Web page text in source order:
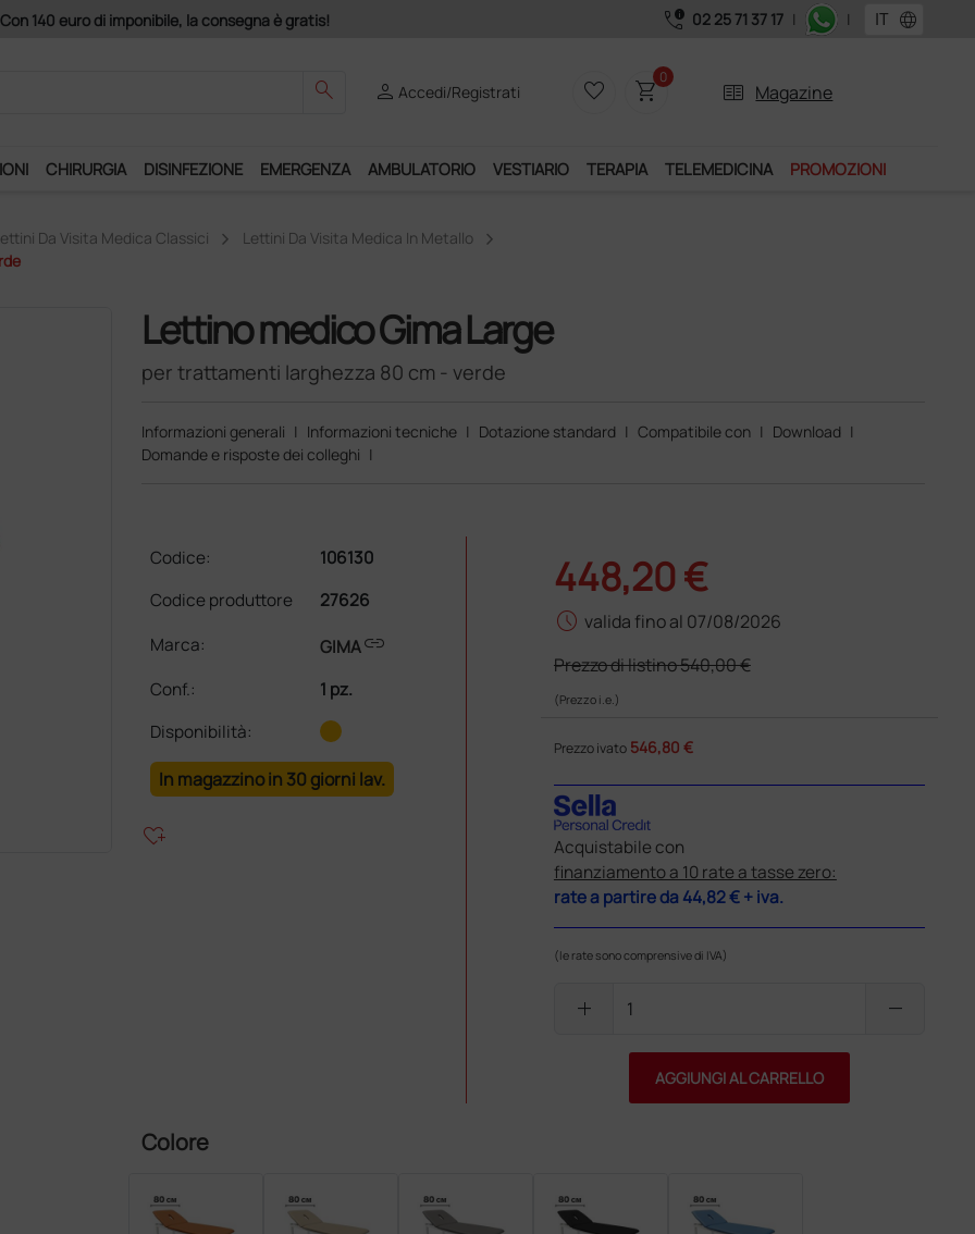
Acquistando il servizio "Ds Club", un anno di spedizioni a
call_quality 02 25 71 37 17 | | language
search personAccedi/Registrati favorite_border shopping_cart0
two_pager Magazine
CHIRURGIA DISINFEZIONE EMERGENZA AMBULATORIO VESTIARIO TERAPIA TELEMEDICINA PROMOZIONI
Da Visita Medica Classici
Lettini Da Visita Medica In Metallo
Lettino medico Gima Large
per trattamenti larghezza 80 cm - verde
Informazioni generali | Informazioni tecniche | Dotazione standard | Compatibile con | Download |
Domande e risposte dei colleghi |
Codice:
106130
Codice produttore
27626
Marca:
GIMAlink
Conf.:
1 pz.
Disponibilità:
In magazzino in 30 giorni lav.
heart_plus
448,20 €
schedule valida fino al 07/08/2026
Prezzo di listino540,00 €
(Prezzo i.e.)
Prezzo ivato 546,80 €
Acquistabile con
finanziamento a 10 rate a tasse zero:
rate a partire da44,82 €+ iva.
(le rate sono comprensive di IVA)
add remove
AGGIUNGI AL CARRELLO
Colore